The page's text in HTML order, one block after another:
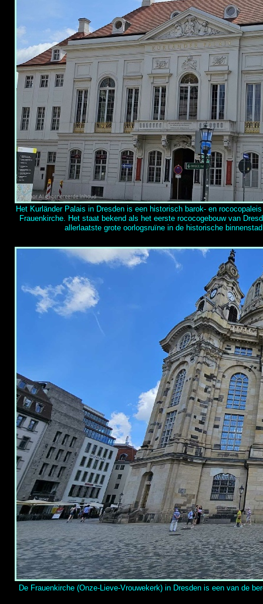
Het Kurländer Palais in Dresden is een historisch barok- en
Frauenkirche. Het staat bekend als het eerste rococogebouw van
allerlaatste grote oorlogsruïne in de historische
De Frauenkirche (Onze-Lieve-Vrouwekerk) in Dresden is een van de